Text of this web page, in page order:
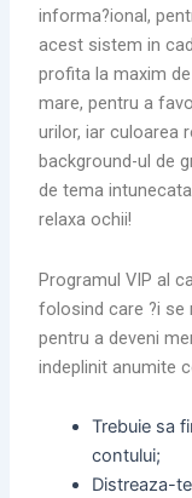
informa?ional,
acest sistem in
profita la maxim
mare, pentru a
urilor, iar culoarea
background-ul de
de tema
relaxa ochii!
Programul VIP al
folosind care ?i se
pentru a deveni
indeplinit anumite
Trebuie sa
contului;
Distreaza-